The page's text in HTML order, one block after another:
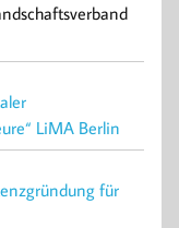
LiMA Berlin
für